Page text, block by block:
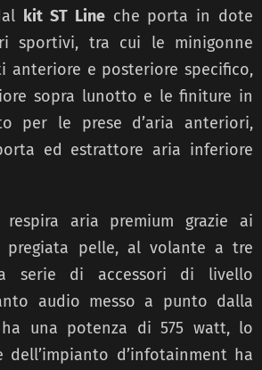
kit ST Lineche porta in dote
sportivi, tra cui le minigonne
anteriore e posteriore specifico,
sopra lunotto e le finiture in
per le prese d’aria anteriori,
ed estrattore aria inferiore
respira aria premium grazie ai
pelle, al volante a tre
serie di accessori di livello
audio messo a punto dalla
una potenza di 575 watt, lo
dell’impianto d’infotainment ha